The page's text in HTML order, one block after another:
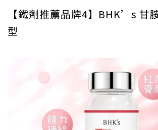
【鐵劑推薦品牌4】BHK’s 甘
型